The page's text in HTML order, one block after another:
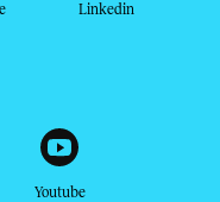
Linkedin
Youtube